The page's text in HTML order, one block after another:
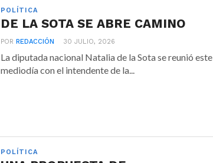
POLÍTICA
DE LA SOTA SE ABRE CAMINO
PORREDACCIÓN 30 JULIO, 2026
La diputada nacional Natalia de la Sota se reunió este
mediodía con el intendente de la...
POLÍTICA